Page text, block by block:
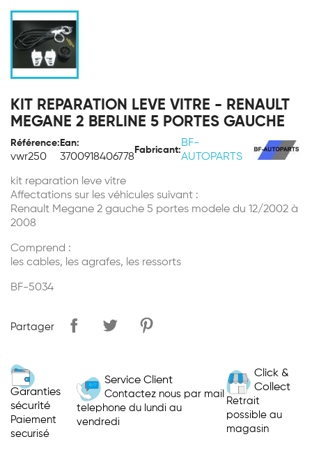
KIT REPARATION LEVE VITRE - RENAULT
MEGANE 2 BERLINE 5 PORTES GAUCHE
Référence:
vwr250
Ean:
3700918406778
Fabricant:
BF-
AUTOPARTS
kit reparation leve vitre
Affectations sur les véhicules suivant :
Renault Megane 2 gauche 5 portes modele du 12/2002 à
2008
Comprend :
les cables, les agrafes, les ressorts
BF-5034
Partager
Garanties
sécurité
Paiement
securisé
Service Client
Contactez nous par mail
telephone du lundi au
vendredi
Click &
Collect
Retrait
possible au
magasin